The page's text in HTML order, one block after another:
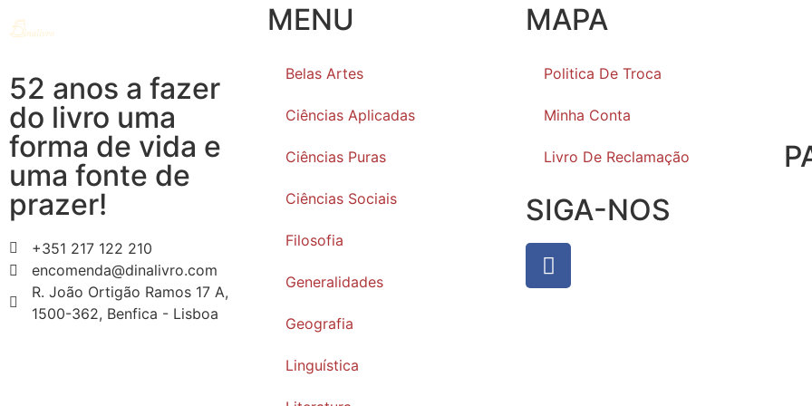
52 anos a fazer
do livro uma
forma de vida e
uma fonte de
prazer!
+351 217 122 210
encomenda@dinalivro.com
R. João Ortigão Ramos 17 A,
1500-362, Benfica - Lisboa
MENU
Belas Artes
Ciências Aplicadas
Ciências Puras
Ciências Sociais
Filosofia
Generalidades
Geografia
Linguística
MAPA
Politica De Troca
Minha Conta
Livro De Reclamação
SIGA-NOS